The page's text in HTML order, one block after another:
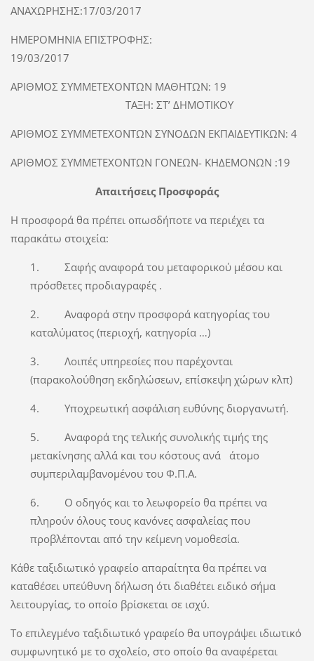
ΑΝΑΧΩΡΗΣΗΣ:17/03/2017
ΗΜΕΡΟΜΗΝΙΑ ΕΠΙΣΤΡΟΦΗΣ:
19/03/2017
ΑΡΙΘΜΟΣ ΣΥΜΜΕΤΕΧΟΝΤΩΝ ΜΑΘΗΤΩΝ: 19
ΤΑΞΗ: ΣΤ’ ΔΗΜΟΤΙΚΟΥ
ΑΡΙΘΜΟΣ ΣΥΜΜΕΤΕΧΟΝΤΩΝ ΣΥΝΟΔΩΝ ΕΚΠΑΙΔΕΥΤΙΚΩΝ: 4
ΑΡΙΘΜΟΣ ΣΥΜΜΕΤΕΧΟΝΤΩΝ ΓΟΝΕΩΝ- ΚΗΔΕΜΟΝΩΝ :19
Απαιτήσεις Προσφοράς
Η προσφορά θα πρέπει οπωσδήποτε να περιέχει τα
παρακάτω στοιχεία:
1. Σαφής αναφορά του μεταφορικού μέσου και
πρόσθετες προδιαγραφές .
2. Αναφορά στην προσφορά κατηγορίας του
καταλύματος (περιοχή, κατηγορία …)
3. Λοιπές υπηρεσίες που παρέχονται
(παρακολούθηση εκδηλώσεων, επίσκεψη χώρων κλπ)
4. Υποχρεωτική ασφάλιση ευθύνης διοργανωτή.
5. Αναφορά της τελικής συνολικής τιμής της
μετακίνησης αλλά και του κόστους ανά άτομο
συμπεριλαμβανομένου του Φ.Π.Α.
6. Ο οδηγός και το λεωφορείο θα πρέπει να
πληρούν όλους τους κανόνες ασφαλείας που
προβλέπονται από την κείμενη νομοθεσία.
Κάθε ταξιδιωτικό γραφείο απαραίτητα θα πρέπει να
καταθέσει υπεύθυνη δήλωση ότι διαθέτει ειδικό σήμα
λειτουργίας, το οποίο βρίσκεται σε ισχύ.
Το επιλεγμένο ταξιδιωτικό γραφείο θα υπογράψει ιδιωτικό
συμφωνητικό με το σχολείο, στο οποίο θα αναφέρεται